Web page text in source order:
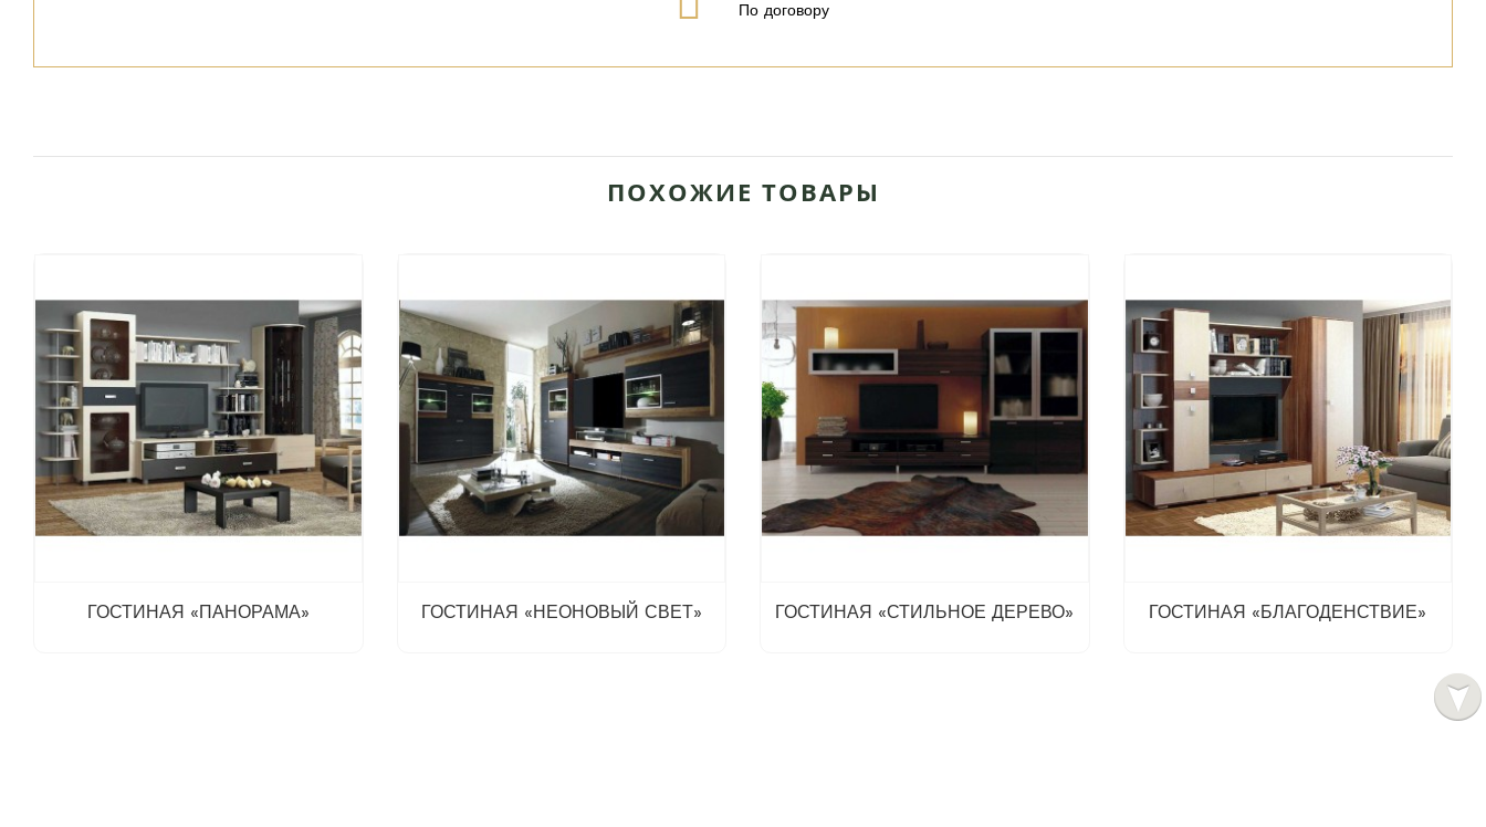
По договору
ПОХОЖИЕ ТОВАРЫ
ГОСТИНАЯ «ПАНОРАМА» ГОСТИНАЯ «НЕОНОВЫЙ СВЕТ» ГОСТИНАЯ «СТИЛЬНОЕ ДЕРЕВО» ГОСТИНАЯ «БЛАГОДЕНСТВИЕ»